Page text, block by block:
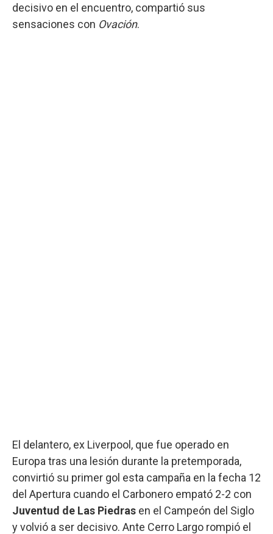
decisivo en el encuentro, compartió sus
sensaciones con Ovación.
El delantero, ex Liverpool, que fue operado en
Europa tras una lesión durante la pretemporada,
convirtió su primer gol esta campaña en la fecha 12
del Apertura cuando el Carbonero empató 2-2 con
Juventud de Las Piedras en el Campeón del Siglo
y volvió a ser decisivo. Ante Cerro Largo rompió el